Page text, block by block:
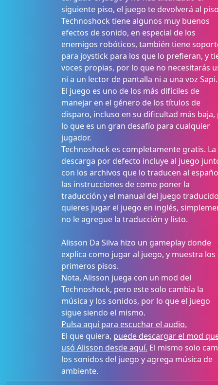
siguiente piso, el juego te devolverá al
Technoshock tiene algunos muy buenos
efectos de sonido, en especial de los
enemigos robóticos, también tiene
para joystick para los que lo prefieran, y
voces propias, por lo que no necesitarás
ni a un lector de pantalla ni a una voz Sapi.
El juego es uno de los más difíciles de
manejar en el género de los títulos de
disparo, incluso en su dificultad más baja,
lo que es un gran desafío para cualquier
jugador.
Technoshock es completamente gratis. La
descarga por defecto incluye al juego
con los archivos que lo traducen al
las instrucciones de como poner la
traducción y el manual del juego
quieres jugar el juego en inglés,
no le agregue la traducción y listo.
Alisson Da Silva hizo un gameplay donde
explica como jugar al juego, y muestra los
primeros pisos.
Nota, Alisson juega con un mod del
Technoshock, pero este solo cambia la
música y los sonidos, por lo que el juego
sigue siendo el mismo.
Pulsa aquí para escuchar el audio.
El que quiera, puede descargar el mod
usó Alisson desde aquí. El mismo solo
los sonidos del juego y agrega música de
ambiente.